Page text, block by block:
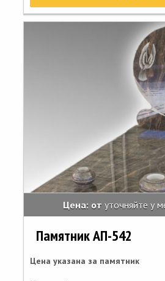
Цена: от уточняйте у
Памятник АП-542
Цена указана за памятник